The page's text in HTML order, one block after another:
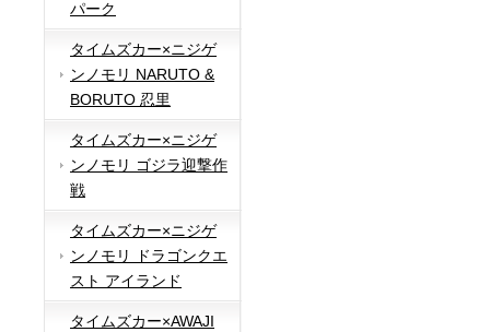
パーク
タイムズカー×ニジゲ
ンノモリ NARUTO &
BORUTO 忍里
タイムズカー×ニジゲ
ンノモリ ゴジラ迎撃作
戦
タイムズカー×ニジゲ
ンノモリ ドラゴンクエ
スト アイランド
タイムズカー×AWAJI